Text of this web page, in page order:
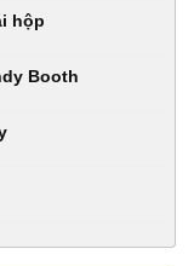
hộp
Booth